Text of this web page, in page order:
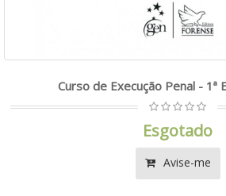
Curso de Execução Penal - 1ª
Esgotado
Avise-me